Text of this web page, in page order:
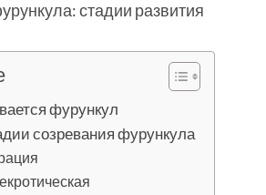
фурункул
созревания фурункула